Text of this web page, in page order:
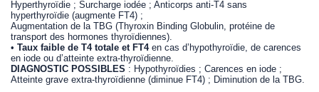
Hyperthyroïdie ; Surcharge iodée ; Anticorps anti-T4 sans
hyperthyroïdie (augmente FT4) ;
Augmentation de la TBG (Thyroxin Binding Globulin, protéine de
transport des hormones thyroïdiennes).
•Taux faible de T4 totale et FT4en cas d’hypothyroïdie, de carences
en iode ou d’atteinte extra-thyroïdienne.
DIAGNOSTIC POSSIBLES : Hypothyroïdies ; Carences en iode ;
Atteinte grave extra-thyroïdienne (diminue FT4) ; Diminution de la TBG.